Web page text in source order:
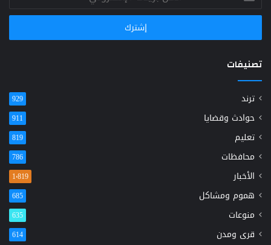
بريدك
الإلكتروني
تصنيفات
ترند 929
حوادث وقضايا 911
تعليم 819
محافظات 786
الأخبار 1٬819
هموم ومشاكل 685
منوعات 635
قرى ومدن 614